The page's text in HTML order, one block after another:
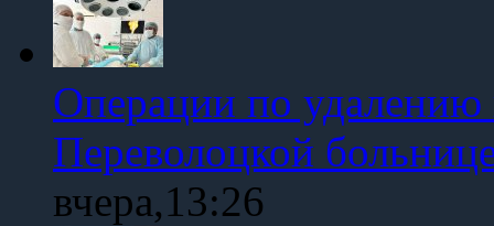
Операции по удалению
Переволоцкой
вчера,13:26